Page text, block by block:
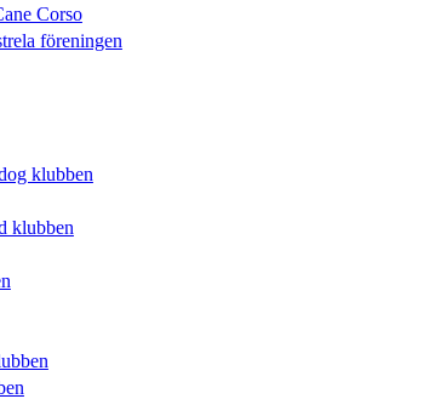
Corso
föreningen
klubben
klubben